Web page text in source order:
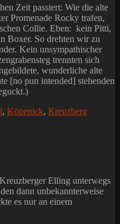
Zeit passiert: Wie die alte
Promenade Rocky trafen,
Collie. Eben: kein Pitti,
Boxer. So drehten wir zu
Kein unsympathischer
trennten sich
wunderliche alte
[no pun intended] stehenden
, Köpenick, Kreuzberg
Elling unterwegs
dann unbekannterweise
es nur an einem